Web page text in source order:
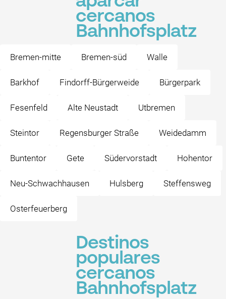
cercanos
Bahnhofsplatz
Bremen-mitte Bremen-süd Walle
Barkhof Findorff-Bürgerweide Bürgerpark
Fesenfeld Alte Neustadt Utbremen
Steintor Regensburger Straße Weidedamm
Buntentor Gete Südervorstadt Hohentor
Neu-Schwachhausen Hulsberg Steffensweg
Osterfeuerberg
Destinos
populares
cercanos
Bahnhofsplatz